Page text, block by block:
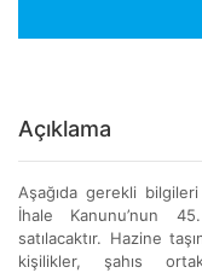
Açıklama
Aşağıda gerekli
İhale Kanunu’nun
satılacaktır. Hazine
kişilikler, şahıs